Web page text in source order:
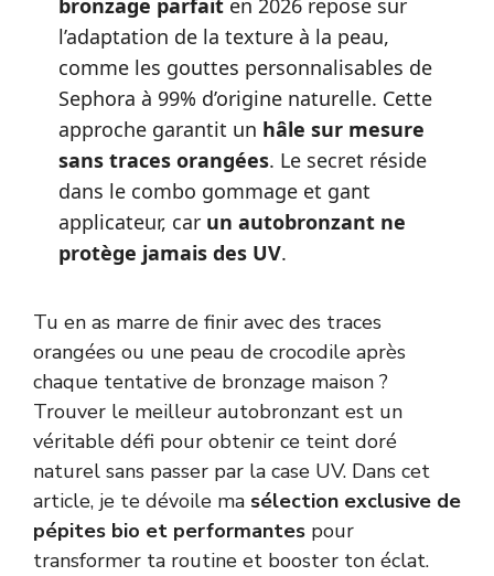
bronzage parfaiten 2026 repose sur
l’adaptation de la texture à la peau,
comme les gouttes personnalisables de
Sephora à 99% d’origine naturelle. Cette
approche garantit un hâle sur mesure
sans traces orangées. Le secret réside
dans le combo gommage et gant
applicateur, car un autobronzant ne
protège jamais des UV.
Tu en as marre de finir avec des traces
orangées ou une peau de crocodile après
chaque tentative de bronzage maison ?
Trouver le meilleur autobronzant est un
véritable défi pour obtenir ce teint doré
naturel sans passer par la case UV. Dans cet
article, je te dévoile ma sélection exclusive de
pépites bio et performantes pour
transformer ta routine et booster ton éclat.